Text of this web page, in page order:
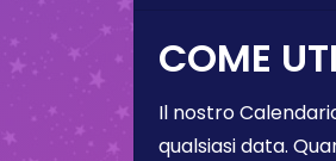
COME
Il nostro
qualsiasi data.